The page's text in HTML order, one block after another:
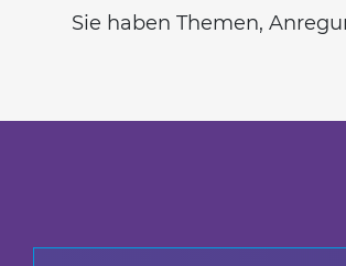
Sie haben Themen,